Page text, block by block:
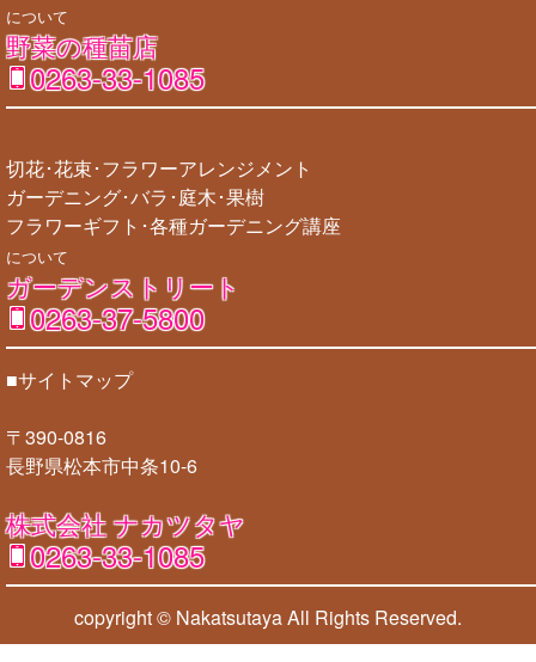
について
野菜の種苗店
0263-33-1085
切花･花束･フラワーアレンジメント
ガーデニング･バラ･庭木･果樹
フラワーギフト･各種ガーデニング講座
について
ガーデンストリート
0263-37-5800
■サイトマップ
〒390-0816
長野県松本市中条10-6
株式会社 ナカツタヤ
0263-33-1085
copyright © NakatsutayaAll Rights Reserved.